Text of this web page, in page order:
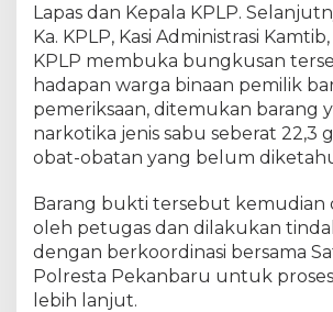
u
n
d
u
p
k
n
a
k
o
b
Lapas dan Kepala KPLP.
Ka. KPLP, Kasi Administrasi
KPLP membuka bungkusan
hadapan warga binaan pemilik
pemeriksaan, ditemukan barang
narkotika jenis sabu seberat 22,3
obat-obatan yang belum
Barang bukti tersebut kemudian
oleh petugas dan dilakukan
dengan berkoordinasi bersama
Polresta Pekanbaru untuk
lebih lanjut.